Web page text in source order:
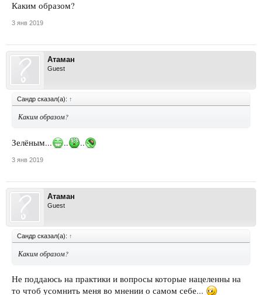
Каким образом?
3 янв 2019
Атаман
Guest
Сандр сказал(а): ↑
Каким образом?
Зелёным... .. ..
3 янв 2019
Атаман
Guest
Сандр сказал(а): ↑
Каким образом?
Не поддаюсь на практики и вопросы которые нацеленны на
то чтоб усомнить меня во мнении о самом себе...